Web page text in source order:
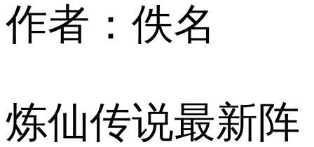
作者：佚名
炼仙传说最新阵